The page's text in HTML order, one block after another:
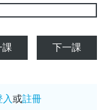
課 下一課
入或註冊